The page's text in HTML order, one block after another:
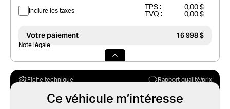
Inclure les taxes TPS :
0,00 $
TVQ :
0,00 $
Votre paiement 16 998 $
Note légale
Fiche technique Rapport qualité/prix
Ce véhicule m’intéresse